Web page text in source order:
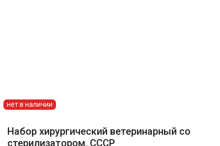
нет в наличии
Набор хирургический ветеринарный со
стерилизатором, СССР